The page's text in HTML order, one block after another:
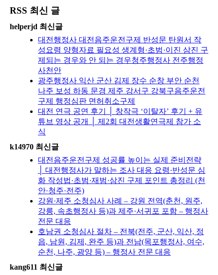
RSS 최신 글
helperjd 최신글
대전행정사 대전음주운전구제 반성문 탄원서 작
성요령 양형자료 필요성 생계형·초범·이진 삼진 구
제되는 경우와 안 되는 경우청주행정사 전주행정
사천안
광주행정사 익산 군산 김제 장수 순창 부안 순천
나주 보성 하동 문경 제주 강서구 강북구음주운전
구제 행정심판 면허취소구제
대전 연극 공연 후기 │ 창작극 ‘이탈자’ 후기 + 유
튜브 영상 공개 │ 제2회 대전생활연극제 참가 소
식
k14970 최신글
대전음주운전구제 성공률 높이는 실제 준비전략
│ 대전행정사가 말하는 조사 대응 요령·반성문 심
화 작성법·초범·재범·삼진 구제 포인트 총정리 (천
안·청주·전주)
강원·제주 소청심사 사례 – 강원 전역(춘천, 원주,
강릉, 속초행정사 등)과 제주·서귀포 포함 – 행정사
전문 대응
호남권 소청심사 절차 – 전북(전주, 군산, 익산, 정
읍, 남원, 김제, 완주 등)과 전남(목포행정사, 여수,
순천, 나주, 광양 등) – 행정사 전문 대응
kang611 최신글